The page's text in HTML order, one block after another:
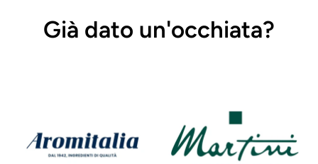
Già dato un'occhiata?